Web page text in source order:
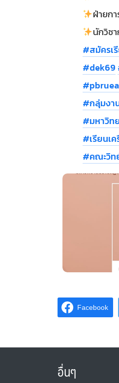
ฝ่ายก
นักวิช
#สมัคร
#dek69
#กลุ่มงา
#มหาวิท
#เรียนเ
#คณะวิท
Facebook
อื่นๆ